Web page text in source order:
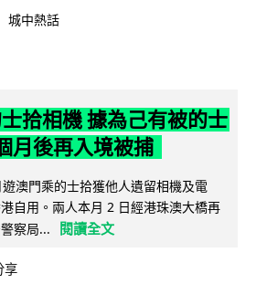
城中熱話
拾相機 據為己有被的士
月後再入境被捕
澳門乘的士拾獲他人遺留相機及電
自用。兩人本月 2 日經港珠澳大橋再
察局...
閱讀全文
享